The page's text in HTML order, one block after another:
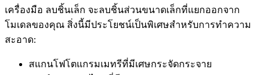
เครื่องมือ ลบชิ้นเล็ก จะลบชิ้นส่วนขนาดเล็กที่แยกออกจาก
โมเดลของคุณ สิ่งนี้มีประโยชน์เป็นพิเศษสำหรับการทำความ
สะอาด:
สแกนโฟโตแกรมเมทรีที่มีเศษกระจัดกระจาย